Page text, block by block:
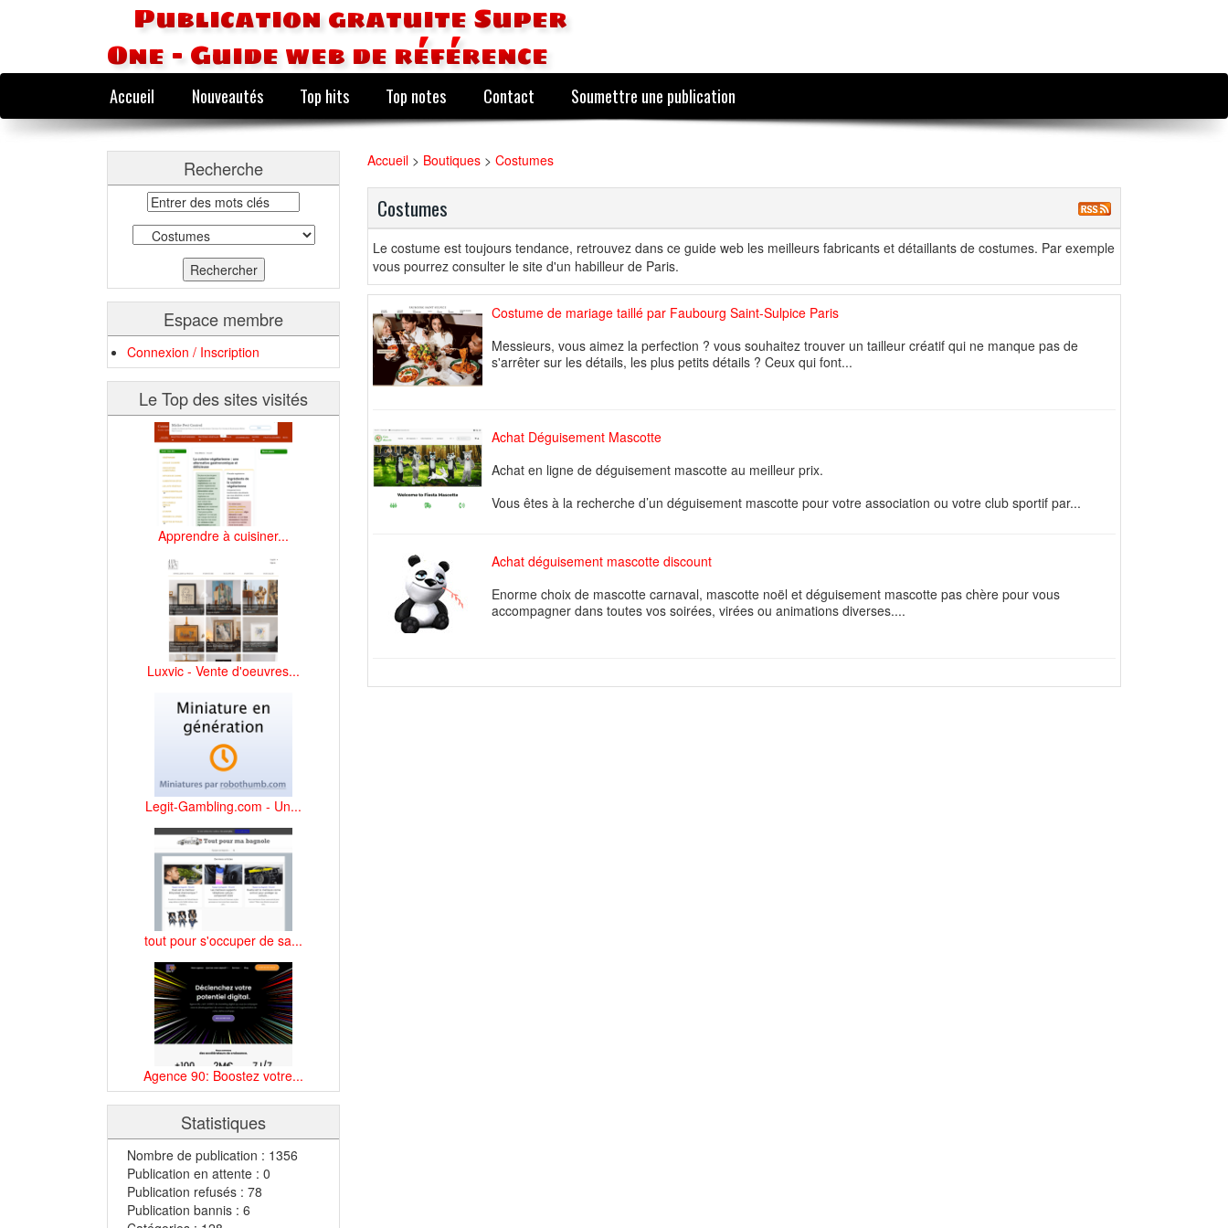
Publication gratuite Super
One - Guide web de référence
Accueil Nouveautés Top hits Top notes Contact Soumettre une publication
Recherche
Espace membre
Connexion / Inscription
Le Top des sites visités
Apprendre à cuisiner...
Luxvic - Vente d'oeuvres...
Legit-Gambling.com - Un...
tout pour s'occuper de sa...
Agence 90: Boostez votre...
Statistiques
Nombre de publication : 1356
Publication en attente : 0
Publication refusés : 78
Publication bannis : 6
Accueil > Boutiques > Costumes
Costumes
Le costume est toujours tendance, retrouvez dans ce guide web les meilleurs fabricants et détaillants de costumes. Par exemple
vous pourrez consulter le site d'un habilleur de Paris.
Costume de mariage taillé par Faubourg Saint-Sulpice Paris
Messieurs, vous aimez la perfection ? vous souhaitez trouver un tailleur créatif qui ne manque pas de
s'arrêter sur les détails, les plus petits détails ? Ceux qui font...
Achat Déguisement Mascotte
Achat en ligne de déguisement mascotte au meilleur prix.
Vous êtes à la recherche d’un déguisement mascotte pour votre association ou votre club sportif par...
Achat déguisement mascotte discount
Enorme choix de mascotte carnaval, mascotte noël et déguisement mascotte pas chère pour vous
accompagner dans toutes vos soirées, virées ou animations diverses....